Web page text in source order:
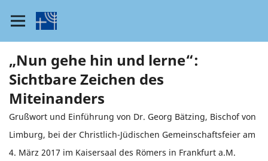
„Nun gehe hin und lerne“:
Sichtbare Zeichen des
Miteinanders
Grußwort und Einführung von Dr. Georg Bätzing, Bischof von
Limburg, bei der Christlich-Jüdischen Gemeinschaftsfeier am
4. März 2017 im Kaisersaal des Römers in Frankfurt a.M.